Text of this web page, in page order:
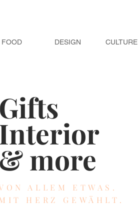
FOOD DESIGN CULTURE
Gifts
& more
ALLEM ETWAS.
HERZ GEWÄHLT.